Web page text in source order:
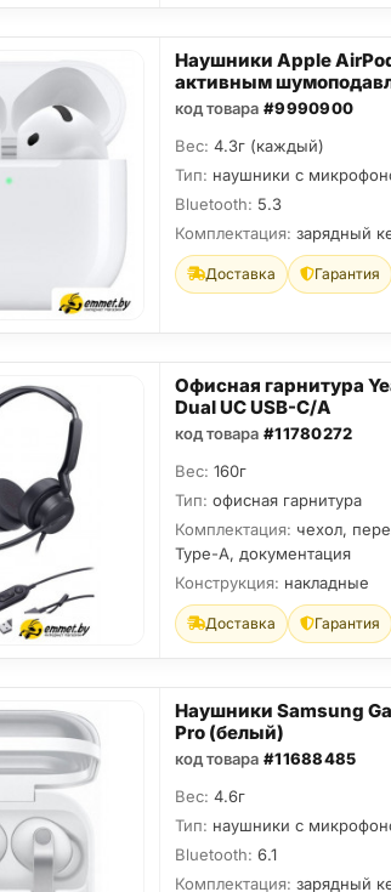
Наушники Apple
активным
код товара #9990900
Вес: 4.3г (каждый)
Тип: наушники с
Bluetooth: 5.3
Комплектация: зарядный
Доставка Гарантия
Офисная гарнитура
Dual UC USB-C/A
код товара #11780272
Вес: 160г
Тип: офисная гарнитура
Комплектация: чехол,
Type-A, документация
Конструкция: накладные
Доставка Гарантия
Наушники Samsung
Pro (белый)
код товара #11688485
Вес: 4.6г
Тип: наушники с
Bluetooth: 6.1
Комплектация: зарядный